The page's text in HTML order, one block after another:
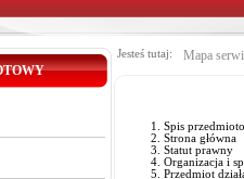
Jesteś tutaj: Mapa
Spis
Strona główna
Statut prawny
Organizacja i
Przedmiot